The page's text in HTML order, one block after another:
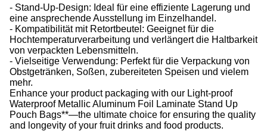
- Stand-Up-Design: Ideal für eine effiziente Lagerung und
eine ansprechende Ausstellung im Einzelhandel.
- Kompatibilität mit Retortbeutel: Geeignet für die
Hochtemperaturverarbeitung und verlängert die Haltbarkeit
von verpackten Lebensmitteln.
- Vielseitige Verwendung: Perfekt für die Verpackung von
Obstgetränken, Soßen, zubereiteten Speisen und vielem
mehr.
Enhance your product packaging with our Light-proof
Waterproof Metallic Aluminum Foil Laminate Stand Up
Pouch Bags**—the ultimate choice for ensuring the quality
and longevity of your fruit drinks and food products.